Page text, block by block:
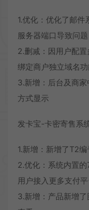
1.优化：优化了邮
服务器端口导致问题
2.删减：因用户配
绑定商户独立域名
3.新增：后台及商
方式显示
发卡宝-卡密寄售系
1.新增：新增了T2
2.优化：系统内置
用户接入更多支付平
3.新增：产品新增